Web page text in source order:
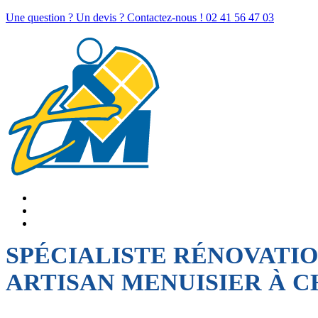
Une question ? Un devis ? Contactez-nous ! 02 41 56 47 03
SPÉCIALISTE
ARTISAN MENUISIER À